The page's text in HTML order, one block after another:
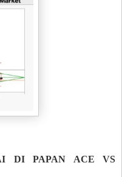
DI PAPAN ACE VS